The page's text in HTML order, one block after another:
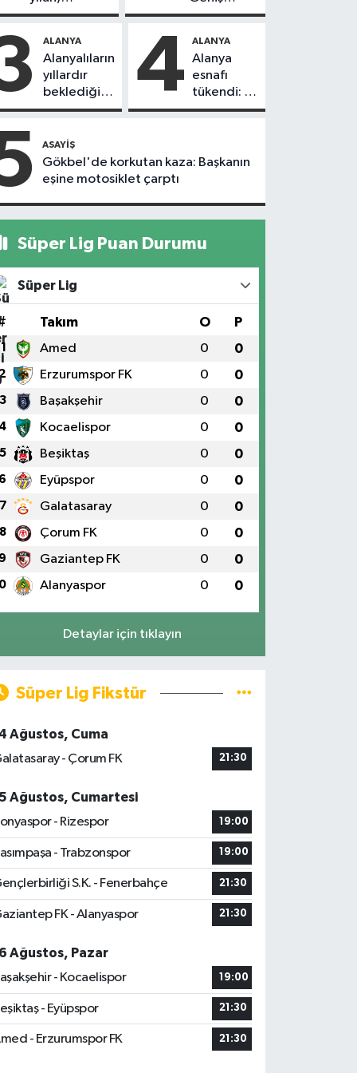
vatandaşı
güvenlik
alındı
ALANYA
Alanyalıların
yıllardır
beklediği
yol askıdan
4 ALANYA
Alanya
esnafı
tükendi: 1
ayda 150
ASAYIŞ
Gökbel'de korkutan kaza: Başkanın
eşine motosiklet çarptı
Süper Lig Puan Durumu
Süper Lig
Takım O P
1 Amed 0 0
Erzurumspor FK 0 0
3 Başakşehir 0 0
Kocaelispor 0 0
5 Beşiktaş 0 0
Eyüpspor 0 0
7 Galatasaray 0 0
8 Çorum FK 0 0
Gaziantep FK 0 0
Alanyaspor 0 0
Detaylar için tıklayın
Süper Lig Fikstür
Ağustos, Cuma
- Çorum FK
21:30
Ağustos, Cumartesi
- Rizespor
19:00
- Trabzonspor 19:00
S.K. - Fenerbahçe 21:30
FK - Alanyaspor 21:30
Ağustos, Pazar
- Kocaelispor
19:00
- Eyüpspor 21:30
- Erzurumspor FK 21:30